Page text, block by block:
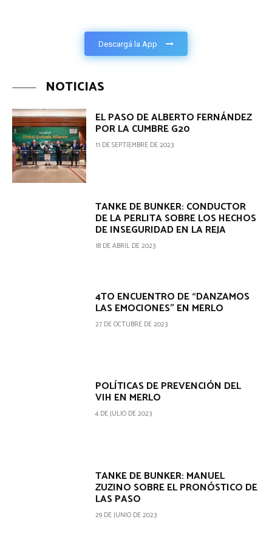
Descargá la App
NOTICIAS
EL PASO DE ALBERTO FERNÁNDEZ
POR LA CUMBRE G20
11 DE SEPTIEMBRE DE 2023
TANKE DE BUNKER: CONDUCTOR
DE LA PERLITA SOBRE LOS HECHOS
DE INSEGURIDAD EN LA REJA
18 DE ABRIL DE 2023
4TO ENCUENTRO DE “DANZAMOS
LAS EMOCIONES” EN MERLO
27 DE OCTUBRE DE 2023
POLÍTICAS DE PREVENCIÓN DEL
VIH EN MERLO
4 DE JULIO DE 2023
TANKE DE BUNKER: MANUEL
ZUZINO SOBRE EL PRONÓSTICO DE
LAS PASO
29 DE JUNIO DE 2023